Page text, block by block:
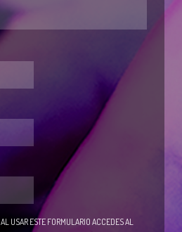
AL USAR ESTE FORMULARIO ACCEDES AL